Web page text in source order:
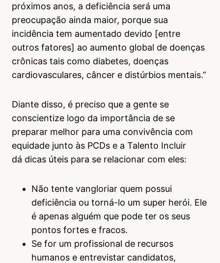
próximos anos, a deficiência será uma
preocupação ainda maior, porque sua
incidência tem aumentado devido [entre
outros fatores] ao aumento global de doenças
crônicas tais como diabetes, doenças
cardiovasculares, câncer e distúrbios mentais.”
Diante disso, é preciso que a gente se
conscientize logo da importância de se
preparar melhor para uma convivência com
equidade junto às PCDs e a Talento Incluir
dá dicas úteis para se relacionar com eles:
Não tente vangloriar quem possui
deficiência ou torná-lo um super herói. Ele
é apenas alguém que pode ter os seus
pontos fortes e fracos.
Se for um profissional de recursos
humanos e entrevistar candidatos,